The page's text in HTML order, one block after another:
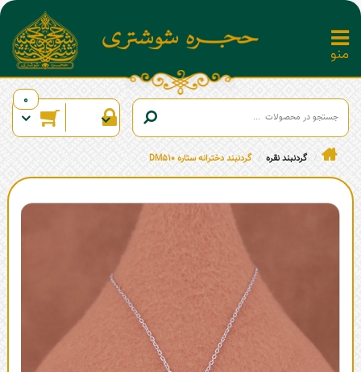
0
گردنبند نقره گردنبند دخترانه ستاره DM510